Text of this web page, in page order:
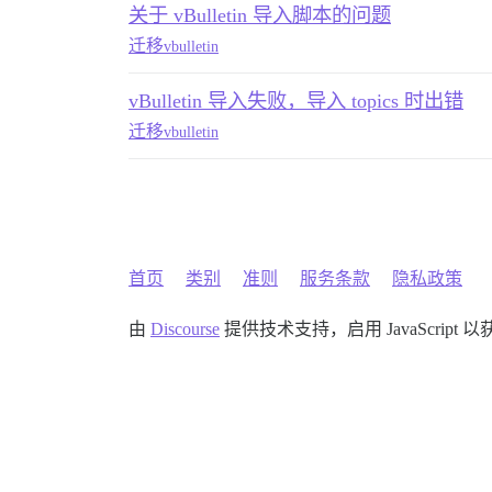
关于 vBulletin 导入脚本的问题
迁移vbulletin
vBulletin 导入失败，导入 topics 时出错
迁移vbulletin
首页 类别 准则 服务条款 隐私政策
由 Discourse 提供技术支持，启用 JavaScript 以